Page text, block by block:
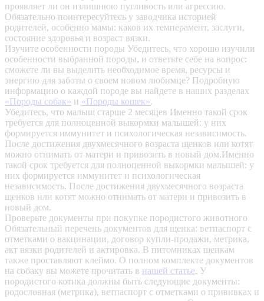
проявляет ли он излишнюю пугливость или агрессию.
Обязательно поинтересуйтесь у заводчика историей
родителей, особенно мамы: каков их темперамент, заслуги,
состояние здоровья и возраст вязки.
Изучите особенности породы Убедитесь, что хорошо изучили
особенности выбранной породы, и ответьте себе на вопрос:
сможете ли вы выделить необходимое время, ресурсы и
энергию для заботы о своем новом любимце? Подробную
информацию о каждой породе вы найдете в наших разделах
«Породы собак» и «Породы кошек».
Убедитесь, что малыш старше 2 месяцев Именно такой срок
требуется для полноценной выкормки малышей: у них
формируется иммунитет и психологическая независимость.
После достижения двухмесячного возраста щенков или котят
можно отнимать от матери и привозить в новый дом.Именно
такой срок требуется для полноценной выкормки малышей: у
них формируется иммунитет и психологическая
независимость. После достижения двухмесячного возраста
щенков или котят можно отнимать от матери и привозить в
новый дом.
Проверьте документы при покупке породистого животного
Обязательный перечень документов для щенка: ветпаспорт с
отметками о вакцинации, договор купли-продажи, метрика,
акт вязки родителей и актировка. В питомниках щенкам
также проставляют клеймо. О полном комплекте документов
на собаку вы можете прочитать в нашей статье. У
породистого котика должны быть следующие документы:
родословная (метрика), ветпаспорт с отметками о прививках и